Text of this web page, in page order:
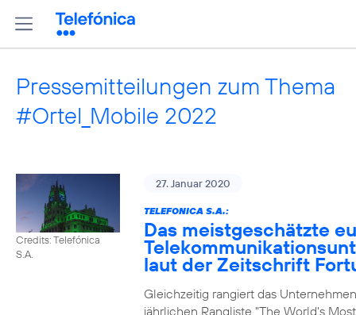
Pressemitteilungen zum Thema
#Ortel_Mobile 2022
Credits: Telefónica
S.A.
27. Januar 2020
TELEFONICA S.A.:
Das meistgeschätzte
laut der Zeitschrift
Gleichzeitig rangiert das
jährlichen Rangliste "The World's